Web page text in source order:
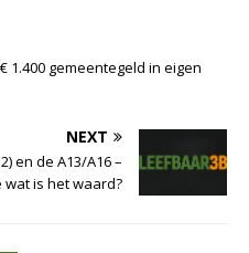
1.400 gemeentegeld in eigen
NEXT
en de A13/A16 –
is het waard?